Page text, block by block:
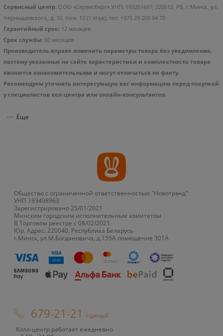
Сервисный центр: ООО «Сервисберг» УНП: 193261697, 220012, РБ, г.Минск, ул.
Чернышевского, д. 10, пом. 13 (1 этаж), тел: +375 29 200 04 70
Гарантийный срок: 12 месяцев
Срок службы: 60 месяцев
Производитель вправе изменить параметры товара без уведомления,
поэтому указанные на сайте характеристики и комплектность товара
являются ознакомительными и могут отличаться по факту.
Рекомендуем уточнять интересующую вас информацию перед покупкой
у специалистов кол-центра или онлайн-консультантов.
Ёще
Общество с ограниченной ответственностью "Новотрэнд"
УНП 193498963
Зарегистрировано 25/01/2021
Минским городским исполнительным комитетом
В Торговом реестре с 08/02/2021
Юр. Адрес: 220040, Республика Беларусь
г.Минск, ул.М.Богдановича, д.155А помещение 301А
679-21-21
единый
Колл-центр работает ежедневно